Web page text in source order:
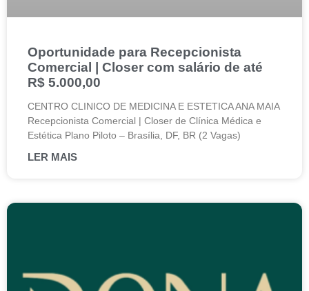
Oportunidade para Recepcionista
Comercial | Closer com salário de até
R$ 5.000,00
CENTRO CLINICO DE MEDICINA E ESTETICA ANA MAIA
Recepcionista Comercial | Closer de Clínica Médica e
Estética Plano Piloto – Brasília, DF, BR (2 Vagas)
LER MAIS